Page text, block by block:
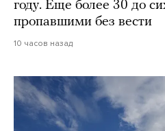
году. Еще более 30 до
пропавшими без вести
10 часов назад